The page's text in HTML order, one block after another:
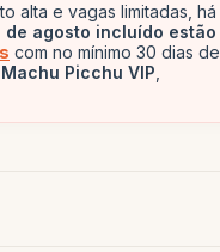
alta e vagas limitadas, há
de agosto incluído estão
com no mínimo 30 dias de
Machu Picchu VIP